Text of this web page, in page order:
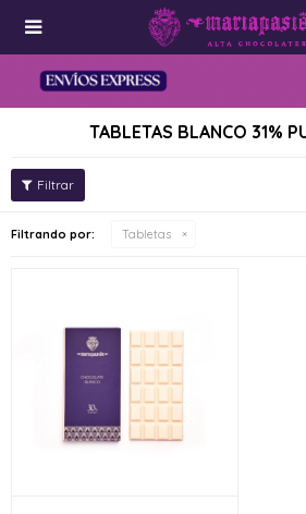

TABLETAS BLANCO 31%
Filtrando por: Tabletas